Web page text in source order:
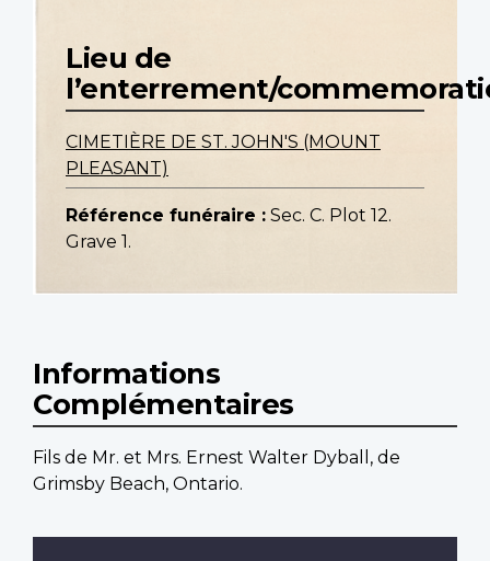
Lieu de
l’enterrement/
CIMETIÈRE DE ST. JOHN'S (MOUNT
PLEASANT)
Référence funéraire : Sec. C. Plot 12.
Grave 1.
Informations
Complémentaires
Fils de Mr. et Mrs. Ernest Walter Dyball, de
Grimsby Beach, Ontario.